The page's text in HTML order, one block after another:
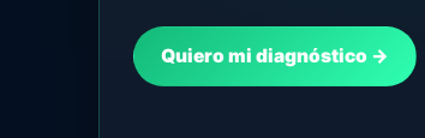
Quiero mi diagnóstico →